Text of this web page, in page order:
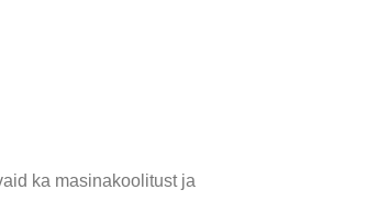
ka masinakoolitust ja